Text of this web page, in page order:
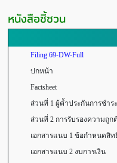
หนังสือชี้ชวน
Filing 69-DW-Full
ปกหน้า
Factsheet
ส่วนที่ 1 ผู้ค้ำประกันการชำระ
ส่วนที่ 2 การรับรองความถูกต้
เอกสารแนบ 1 ข้อกำหนดสิทธิ
เอกสารแนบ 2 งบการเงิน